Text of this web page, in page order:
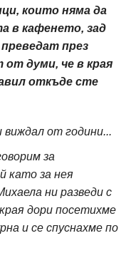
които няма да
в кафенето, зад
през
думи, че в края
откъде сте
от години...
за
като за нея
ни разведи с
дори посетихме
и се спуснахме по